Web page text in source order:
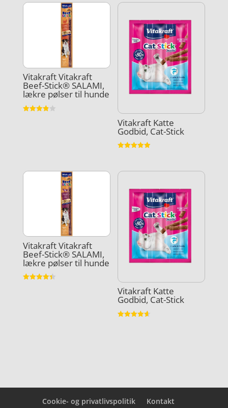
Vitakraft Vitakraft
Beef-Stick® SALAMI,
lækre pølser til hunde
Vitakraft Katte
Godbid, Cat-Stick
Vitakraft Vitakraft
Beef-Stick® SALAMI,
lækre pølser til hunde
Vitakraft Katte
Godbid, Cat-Stick
Cookie- og privatlivspolitik Kontakt